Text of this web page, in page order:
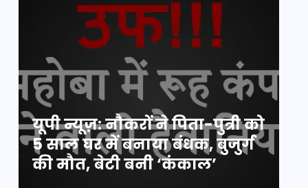
यूपी न्यूज़: नौकरों ने पिता-पुत्री को
5 साल घर में बनाया बंधक, बुजुर्ग
की मौत, बेटी बनी ‘कंकाल’
यूपी लेखपाल भर्ती: ओबीसी को
मिली बड़ी राहत, 2158 पदों पर बंपर
वैकेंसी, जनरल कोटे में भारी
कटौती